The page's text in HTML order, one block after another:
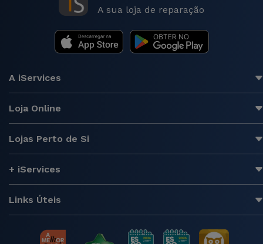
A sua loja de reparação
A iServices
Loja Online
Lojas Perto de Si
+ iServices
Links Úteis